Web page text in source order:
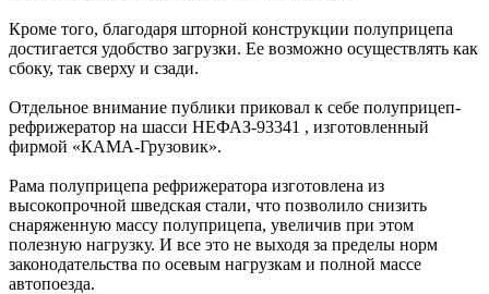
Кроме того, благодаря шторной конструкции полуприцепа
достигается удобство загрузки. Ее возможно осуществлять как
сбоку, так сверху и сзади.
Отдельное внимание публики приковал к себе полуприцеп-
рефрижератор на шасси НЕФАЗ-93341 , изготовленный
фирмой «КАМА-Грузовик».
Рама полуприцепа рефрижератора изготовлена из
высокопрочной шведская стали, что позволило снизить
снаряженную массу полуприцепа, увеличив при этом
полезную нагрузку. И все это не выходя за пределы норм
законодательства по осевым нагрузкам и полной массе
автопоезда.